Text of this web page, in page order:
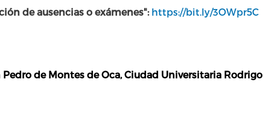
de ausencias o exámenes": https://bit.ly/3OWpr5C
de Montes de Oca, Ciudad Universitaria Rodrigo